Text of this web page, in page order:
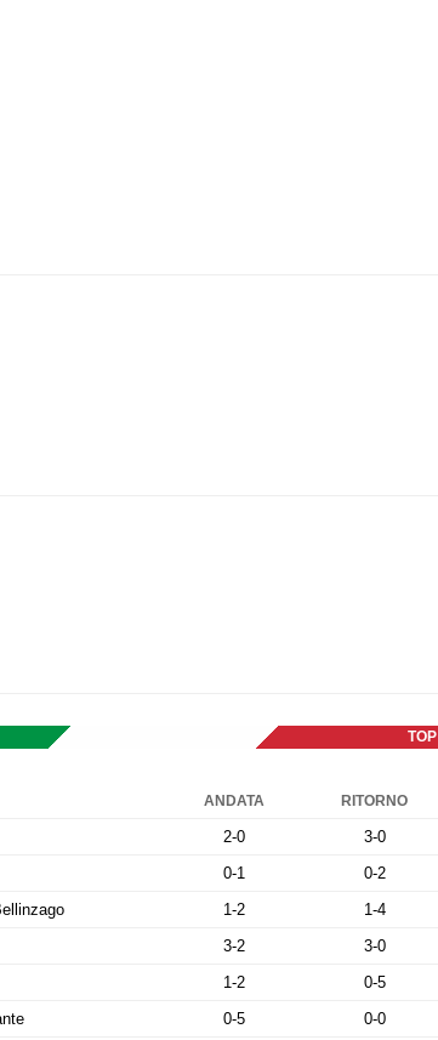
TOP
ANDATA RITORNO
2-0
3-0
0-1
0-2
1-2
1-4
3-2
3-0
1-2
0-5
0-5
0-0